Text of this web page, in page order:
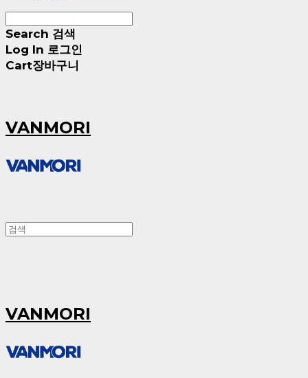
Search 검색
Log In 로그인
Cart장바구니
VANMORI
VANMORI